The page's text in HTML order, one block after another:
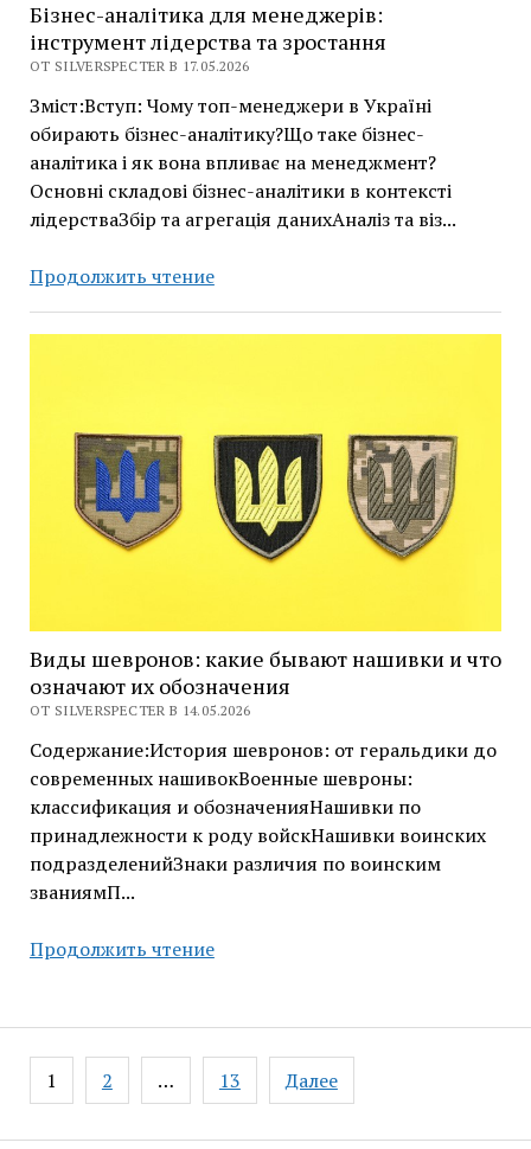
Бізнес-аналітика для менеджерів:
інструмент лідерства та зростання
ОТ SILVERSPECTER В 17.05.2026
Зміст:Вступ: Чому топ-менеджери в Україні
обирають бізнес-аналітику?Що таке бізнес-
аналітика і як вона впливає на менеджмент?
Основні складові бізнес-аналітики в контексті
лідерстваЗбір та агрегація данихАналіз та віз...
Продолжить чтениеБізнес-
для
та
зростання
Виды шевронов: какие бывают нашивки и что
означают их обозначения
ОТ SILVERSPECTER В 14.05.2026
Содержание:История шевронов: от геральдики до
современных нашивокВоенные шевроны:
классификация и обозначенияНашивки по
принадлежности к роду войскНашивки воинских
подразделенийЗнаки различия по воинским
званиямП...
Продолжить чтениеВиды
бывают
нашивки
и
Навигация
по
1 2 … 13 Далее